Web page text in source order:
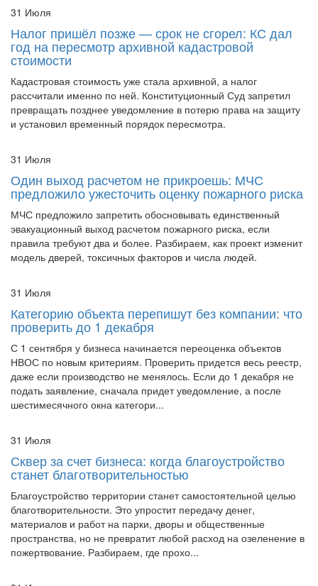
31 Июля
Налог пришёл позже — срок не сгорел: КС дал
год на пересмотр архивной кадастровой
стоимости
Кадастровая стоимость уже стала архивной, а налог
рассчитали именно по ней. Конституционный Суд запретил
превращать позднее уведомление в потерю права на защиту
и установил временный порядок пересмотра.
31 Июля
Один выход расчетом не прикроешь: МЧС
предложило ужесточить оценку пожарного риска
МЧС предложило запретить обосновывать единственный
эвакуационный выход расчетом пожарного риска, если
правила требуют два и более. Разбираем, как проект изменит
модель дверей, токсичных факторов и числа людей.
31 Июля
Категорию объекта перепишут без компании: что
проверить до 1 декабря
С 1 сентября у бизнеса начинается переоценка объектов
НВОС по новым критериям. Проверить придется весь реестр,
даже если производство не менялось. Если до 1 декабря не
подать заявление, сначала придет уведомление, а после
шестимесячного окна категори...
31 Июля
Сквер за счет бизнеса: когда благоустройство
станет благотворительностью
Благоустройство территории станет самостоятельной целью
благотворительности. Это упростит передачу денег,
материалов и работ на парки, дворы и общественные
пространства, но не превратит любой расход на озеленение в
пожертвование. Разбираем, где прохо...